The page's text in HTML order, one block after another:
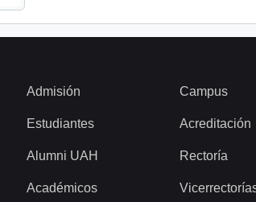
Admisión
Estudiantes
Alumni UAH
Académicos
Campus
Acreditación
Rectoría